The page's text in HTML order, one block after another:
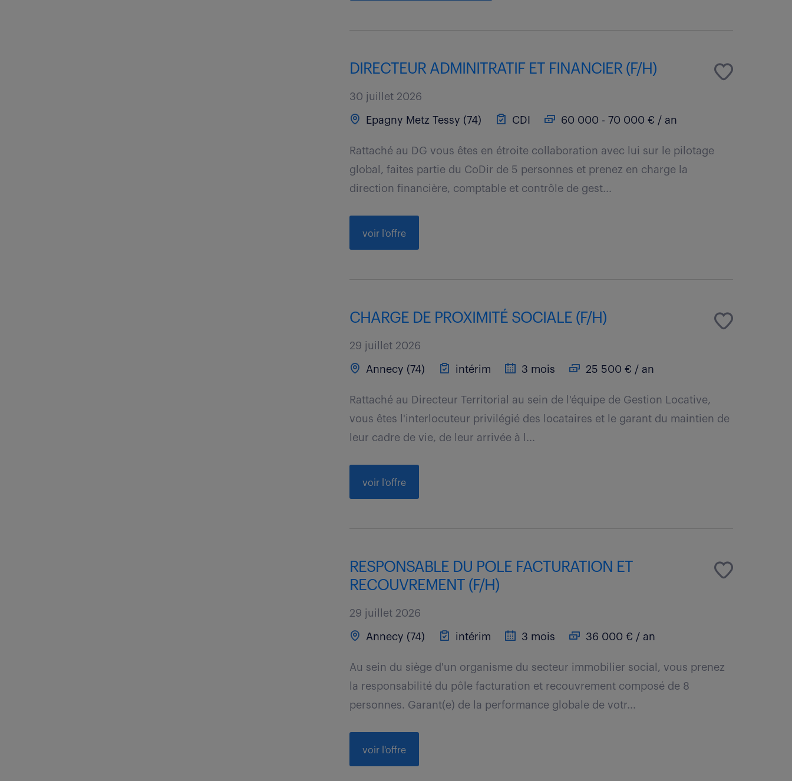
DIRECTEUR ADMINITRATIF ET FINANCIER (F/H)
30 juillet 2026
Epagny Metz Tessy (74) CDI 60 000 - 70 000 € / an
Rattaché au DG vous êtes en étroite collaboration avec lui sur le pilotage
global, faites partie du CoDir de 5 personnes et prenez en charge la
direction financière, comptable et contrôle de gest...
voir l'offre
CHARGE DE PROXIMITÉ SOCIALE (F/H)
29 juillet 2026
Annecy (74) intérim 3 mois 25 500 € / an
Rattaché au Directeur Territorial au sein de l'équipe de Gestion Locative,
vous êtes l'interlocuteur privilégié des locataires et le garant du maintien de
leur cadre de vie, de leur arrivée à l...
voir l'offre
RESPONSABLE DU POLE FACTURATION ET
RECOUVREMENT (F/H)
29 juillet 2026
Annecy (74) intérim 3 mois 36 000 € / an
Au sein du siège d'un organisme du secteur immobilier social, vous prenez
la responsabilité du pôle facturation et recouvrement composé de 8
personnes. Garant(e) de la performance globale de votr...
voir l'offre